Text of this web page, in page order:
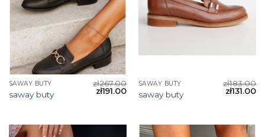
SAWAY BUTY
saway buty
zł267.00
zł191.00
SAWAY BUTY
saway buty
zł183.00
zł131.00